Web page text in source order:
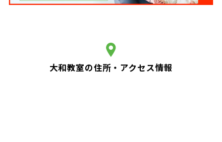
大和教室の住所・アクセス情報